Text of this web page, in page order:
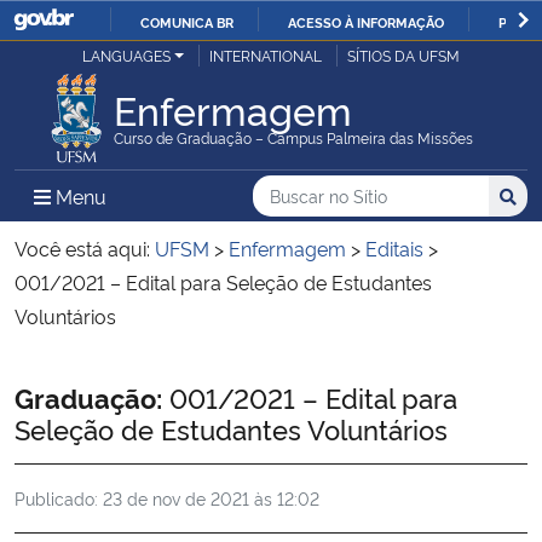
IR
O
COMUNICA BR ACESSO À INFORMAÇÃO
Ministério da Justiça e Segurança Pública
Ministério da Defesa
Ministério das Relações Exteriores
Ministério da Economia
Ministério da Agricultura, Pecuária e Abastecimento
Ministério da Educação
LANGUAGES INTERNATIONAL SÍTIOS DA UFSM
Enfermagem
Curso de Graduação – Campus Palmeira das Missões
Menu Menu Principal do Sítio
Busca
Buscar no no Sítio
Busca:
Você está aqui: UFSM > Enfermagem > Editais >
001/2021 – Edital para Seleção de Estudantes
Voluntários
Início do conteúdo
Graduação: 001/2021 – Edital para
Seleção de Estudantes Voluntários
Publicado: 23 de nov de 2021 às 12:02